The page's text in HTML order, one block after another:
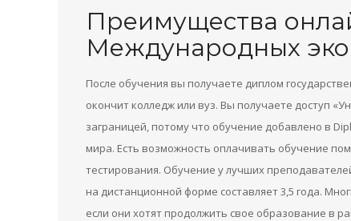
Преимущества
Международных
После обучения вы получаете диплом
окончит колледж или вуз. Вы получаете доступ
заграницей, потому что обучение добавлено в
мира. Есть возможность оплачивать обучение
тестирования. Обучение у лучших
на дистанционной форме составляет 3,5 года.
если они хотят продолжить свое образование в